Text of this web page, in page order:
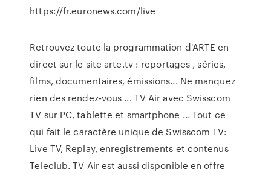
https://fr.euronews.com/live
Retrouvez toute la programmation d'ARTE en
direct sur le site arte.tv : reportages , séries,
films, documentaires, émissions... Ne manquez
rien des rendez-vous ... TV Air avec Swisscom
TV sur PC, tablette et smartphone ... Tout ce
qui fait le caractère unique de Swisscom TV:
Live TV, Replay, enregistrements et contenus
Teleclub. TV Air est aussi disponible en offre